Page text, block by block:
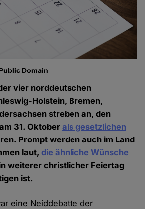
Domain
vier norddeutschen
Holstein, Bremen,
streben an, den
31. Oktoberals gesetzlichen
Prompt werden auch im Land
laut,die ähnliche Wünsche
weiterer christlicher Feiertag
ist.
eine Neiddebatte der